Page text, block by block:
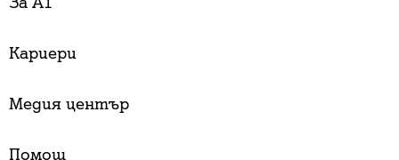
Кариери
Медия център
Помощ